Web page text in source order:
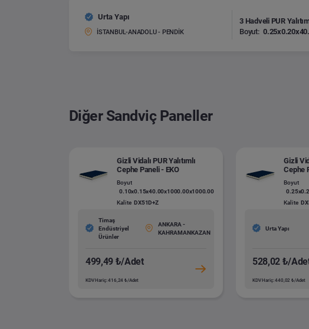
Urta Yapı
İSTANBUL-ANADOLU - PENDİK
3 Hadveli PUR
Boyut:
Diğer Sandviç Paneller
Gizli Vidalı PUR Yalıtımlı
Cephe Paneli - EKO
Boyut
0.10x0.15x40.00x1000.00x1000.00
Kalite DX51D+Z
Timaş
Endüstriyel
Ürünler
ANKARA -
KAHRAMANKAZAN
499,49 ₺/Adet
KDV Hariç: 416,24 ₺/Adet
Gizli
Cephe
Boyut
Kalite
Urta Yapı
528,02 ₺/
KDV Hariç: 440,02 ₺/Adet